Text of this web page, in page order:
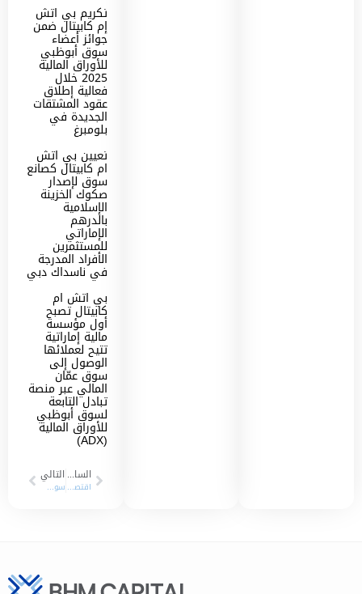
تكريم بي اتش
إم كابيتال ضمن
جوائز أعضاء
سوق أبوظبي
للأوراق المالية
2025 خلال
فعالية إطلاق
عقود المشتقات
الجديدة في
بلومبرغ
تعيين بي اتش
ام كابيتال كصانع
سوق لإصدار
صكوك الخزينة
الإسلامية
بالدرهم
الإماراتي
للمستثمرين
الأفراد المدرجة
في ناسداك دبي
بي اتش ام
كابيتال تصبح
أول مؤسسة
مالية إماراتية
تتيح لعملائها
الوصول إلى
سوق عمّان
المالي عبر منصة
تبادل التابعة
لسوق أبوظبي
للأوراق المالية
(ADX)
السابق
اقتصاد الشرق_03-10-2021
التالي
سوق دبي المالي و”بي إتش مباشر” يستعرضان فرص الاستثمار في العقود المستقبلية للأسهم